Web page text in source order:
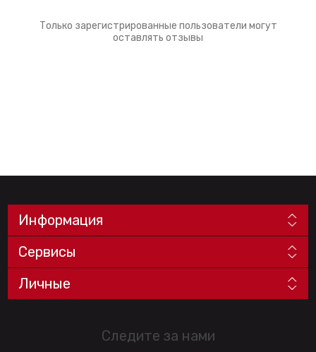
Только зарегистрированные пользователи могут
оставлять отзывы
Информация
Сервисы
Личные
Следите за нами